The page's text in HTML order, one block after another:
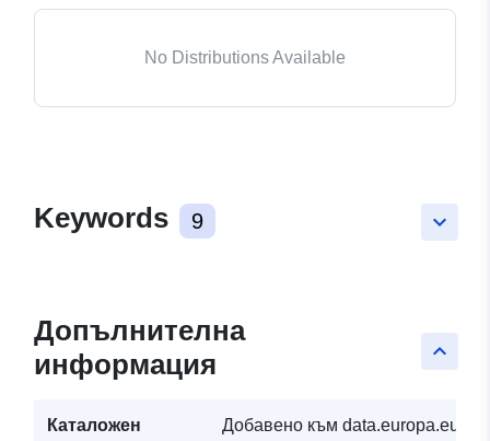
No Distributions Available
keyboard_arrow_down
Keywords 9
keyboard_arrow_up
Допълнителна
информация
Каталожен
Добавено към data.europa.eu: